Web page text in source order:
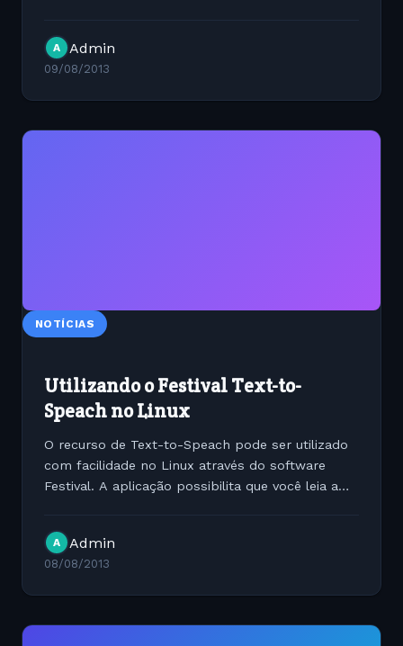
&lt;button...
A Admin
09/08/2013
NOTÍCIAS
Utilizando o Festival Text-to-
Speach no Linux
O recurso de Text-to-Speach pode ser utilizado
com facilidade no Linux através do software
Festival. A aplicação possibilita que você leia a
Festival...
A Admin
08/08/2013